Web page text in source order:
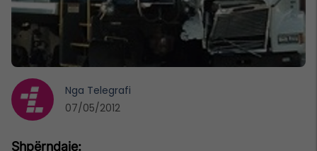
Nga Telegrafi
07/05/2012